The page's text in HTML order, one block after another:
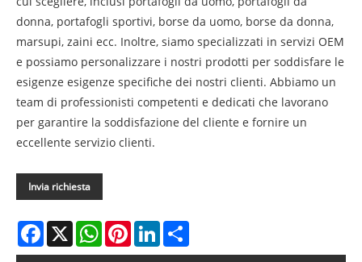
donna, portafogli sportivi, borse da uomo, borse da donna,
marsupi, zaini ecc. Inoltre, siamo specializzati in servizi OEM
e possiamo personalizzare i nostri prodotti per soddisfare le
esigenze esigenze specifiche dei nostri clienti. Abbiamo un
team di professionisti competenti e dedicati che lavorano
per garantire la soddisfazione del cliente e fornire un
eccellente servizio clienti.
Invia richiesta
Facebook
X WhatsAppPinterestLinkedIn